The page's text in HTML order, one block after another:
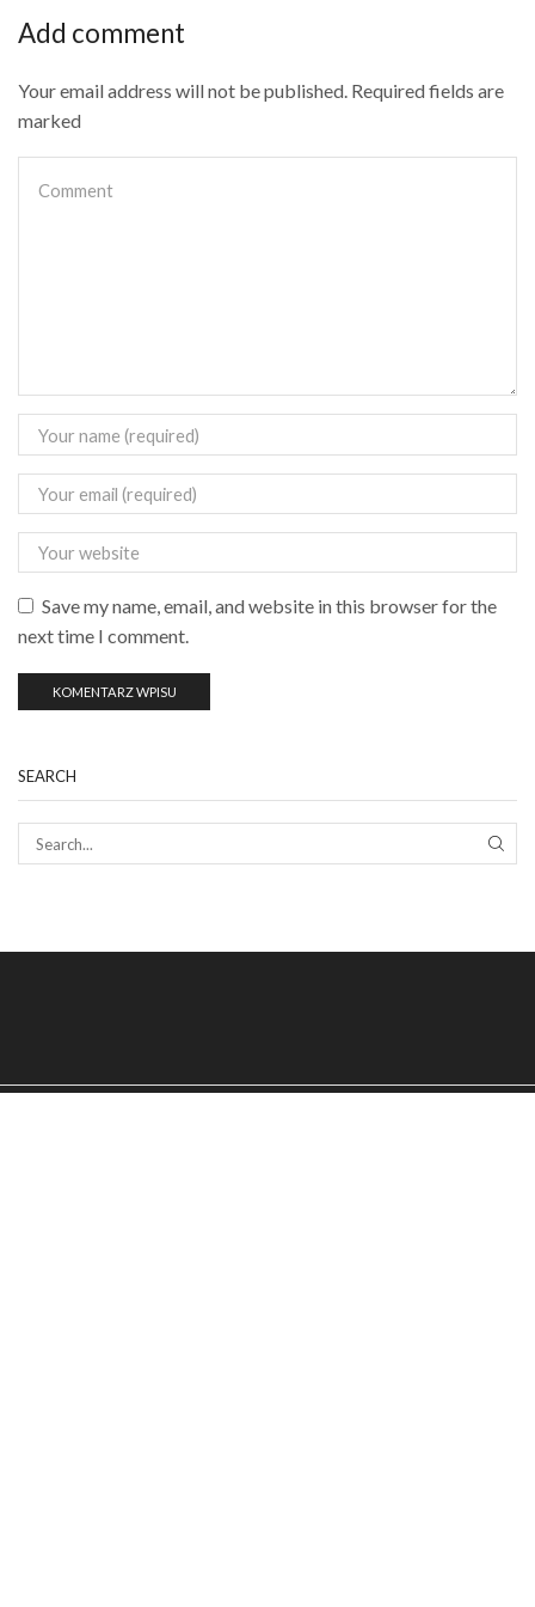
Add comment
Your email address will not be published. Required fields are
marked
Save my name, email, and website in this browser for the
next time I comment.
SEARCH